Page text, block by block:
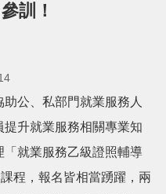
訓！
公、私部門就業服務人
提升就業服務相關專業知
就業服務乙級證照輔導
程，報名皆相當踴躍，兩